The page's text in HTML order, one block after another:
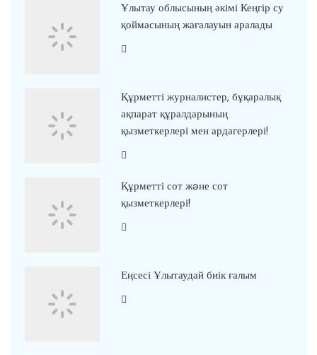
Ұлытау облысының әкімі Кеңгір су
қоймасының жағалауын аралады
Құрметті журналистер, бұқаралық
ақпарат құралдарының
қызметкерлері мен ардагерлері!
Құрметті сот жəне сот
қызметкерлері!
Еңсесі Ұлытаудай биік ғалым